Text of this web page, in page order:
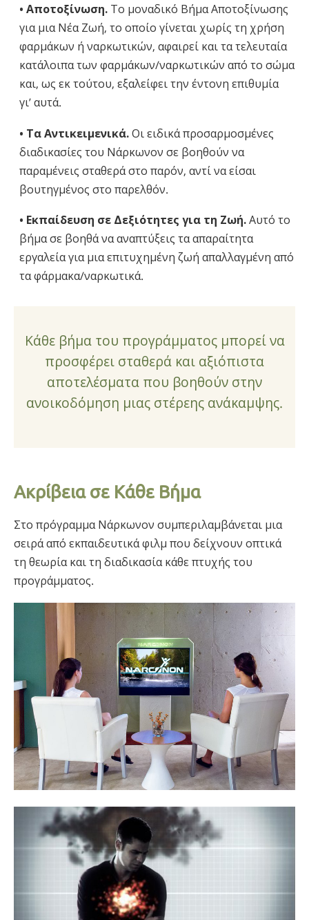
• Αποτοξίνωση. Το μοναδικό Βήμα Αποτοξίνωσης
για μια Νέα Ζωή, το οποίο γίνεται χωρίς τη χρήση
φαρμάκων ή ναρκωτικών, αφαιρεί και τα τελευταία
κατάλοιπα των φαρμάκων/ναρκωτικών από το σώμα
και, ως εκ τούτου, εξαλείφει την έντονη επιθυμία
γι’ αυτά.
• Τα Αντικειμενικά.Οι ειδικά προσαρμοσμένες
διαδικασίες του Νάρκωνον σε βοηθούν να
παραμένεις σταθερά στο παρόν, αντί να είσαι
βουτηγμένος στο παρελθόν.
• Εκπαίδευση σε Δεξιότητες για τη Ζωή.Αυτό το
βήμα σε βοηθά να αναπτύξεις τα απαραίτητα
εργαλεία για μια επιτυχημένη ζωή απαλλαγμένη από
τα φάρμακα/ναρκωτικά.
Κάθε βήμα του προγράμματος μπορεί να
προσφέρει σταθερά και αξιόπιστα
αποτελέσματα που βοηθούν στην
ανοικοδόμηση μιας στέρεης ανάκαμψης.
Ακρίβεια σε Κάθε Βήμα
Στο πρόγραμμα Νάρκωνον συμπεριλαμβάνεται μια
σειρά από εκπαιδευτικά φιλμ που δείχνουν οπτικά
τη θεωρία και τη διαδικασία κάθε πτυχής του
προγράμματος.